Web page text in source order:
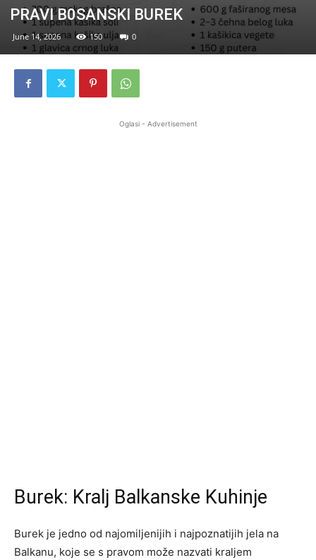
PRAVI B0SANSKI BUREK
June 14, 2026 150 0
Oglasi - Advertisement
Burek: Kralj Balkanske Kuhinje
Burek je jedno od najomiljenijih i najpoznatijih jela na
Balkanu, koje se s pravom može nazvati kraljem